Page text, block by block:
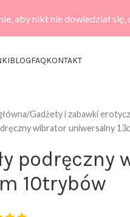
aby nikt nie dowiedział się,
BLOGFAQKONTAKT
Gadżety i zabawki
wibrator uniwersalny
10trybów